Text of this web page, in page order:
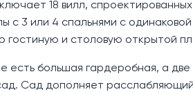
18 вилл,
с 3 или 4 спальнями с
гостиную и столовую открытой
есть большая гардеробная, а
Сад дополняет